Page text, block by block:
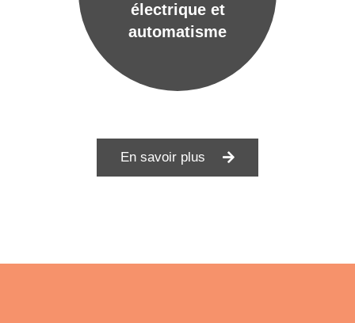
électrique et
automatisme
En savoir plus